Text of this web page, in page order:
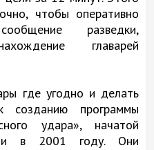
чтобы оперативно
разведки,
главарей
где угодно и делать
программы
удара», начатой
в 2001 году. Они